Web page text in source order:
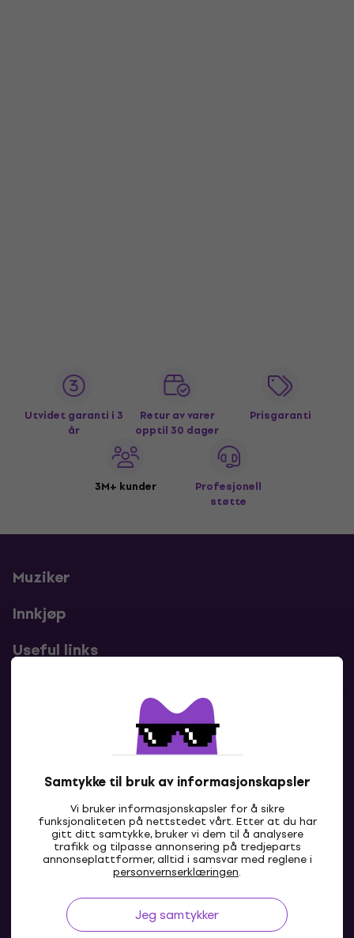
Samtykke til bruk av informasjonskapsler
Vi bruker informasjonskapsler for å sikre
funksjonaliteten på nettstedet vårt. Etter at du har
gitt ditt samtykke, bruker vi dem til å analysere
trafikk og tilpasse annonsering på tredjeparts
annonseplattformer, alltid i samsvar med reglene i
personvernserklæringen.
Jeg samtykker
Utvidet garanti i 3
år
Retur av varer
opptil 30 dager
Prisgaranti
3M+ kunder
Profesjonell
støtte
Muziker
Innkjøp
Useful links
Kontakter
Kontakt oss
NO